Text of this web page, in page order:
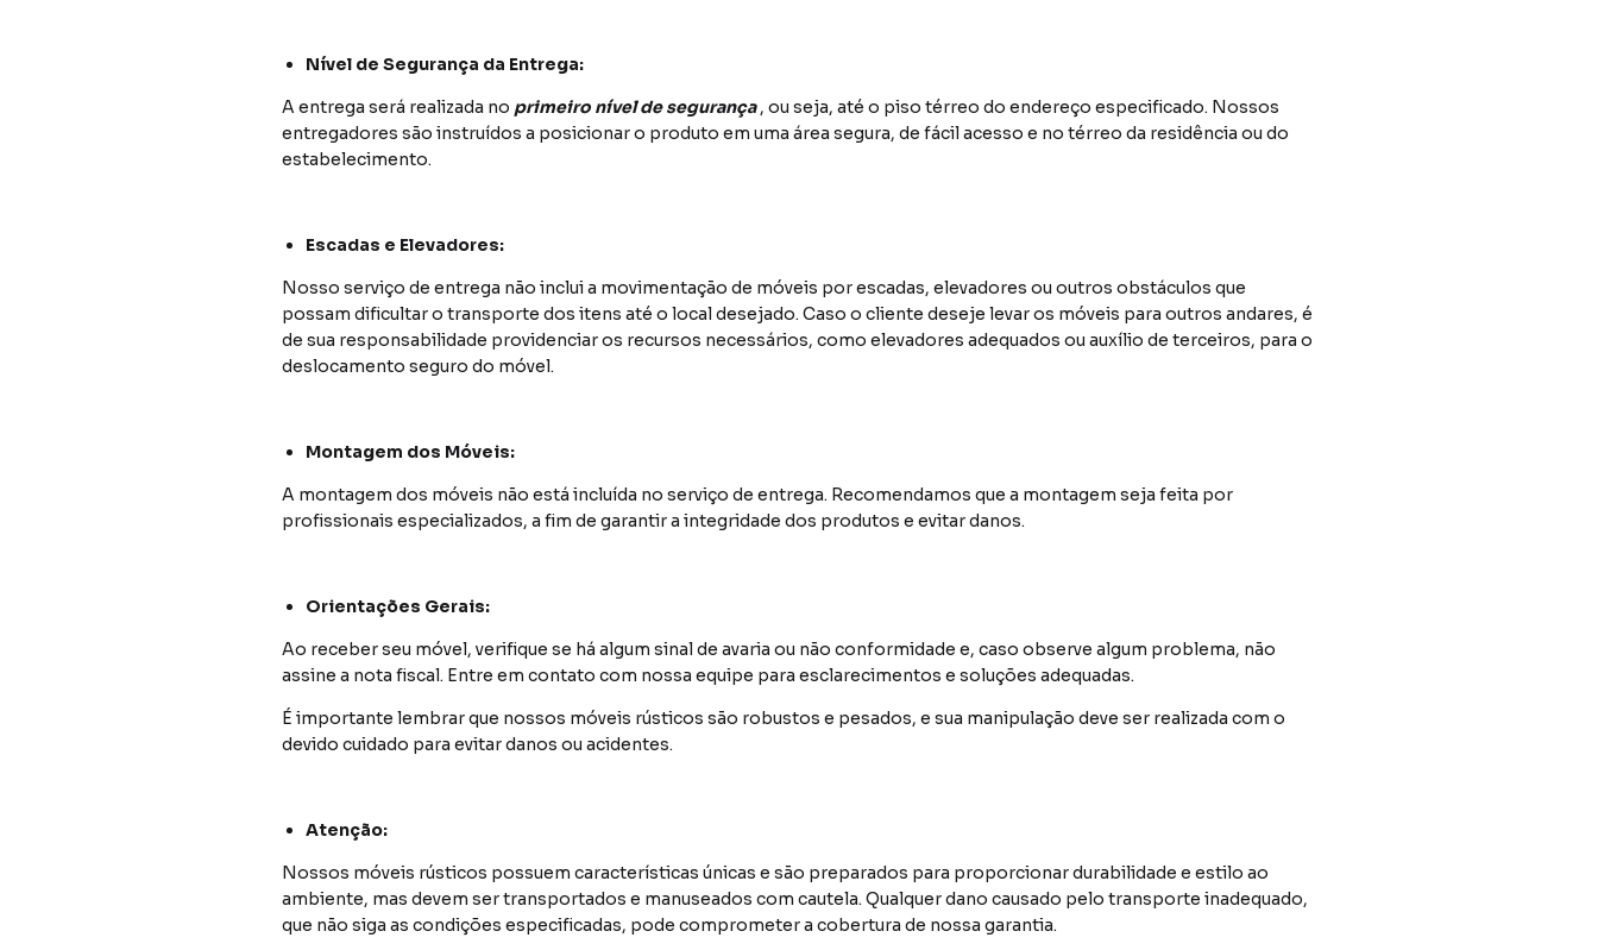
Nível de Segurança da Entrega:
A entrega será realizada no primeiro nível de segurança , ou seja, até o piso térreo do endereço especificado. Nossos
entregadores são instruídos a posicionar o produto em uma área segura, de fácil acesso e no térreo da residência ou do
estabelecimento.
Escadas e Elevadores:
Nosso serviço de entrega não inclui a movimentação de móveis por escadas, elevadores ou outros obstáculos que
possam dificultar o transporte dos itens até o local desejado. Caso o cliente deseje levar os móveis para outros andares, é
de sua responsabilidade providenciar os recursos necessários, como elevadores adequados ou auxílio de terceiros, para o
deslocamento seguro do móvel.
Montagem dos Móveis:
A montagem dos móveis não está incluída no serviço de entrega. Recomendamos que a montagem seja feita por
profissionais especializados, a fim de garantir a integridade dos produtos e evitar danos.
Orientações Gerais:
Ao receber seu móvel, verifique se há algum sinal de avaria ou não conformidade e, caso observe algum problema, não
assine a nota fiscal. Entre em contato com nossa equipe para esclarecimentos e soluções adequadas.
É importante lembrar que nossos móveis rústicos são robustos e pesados, e sua manipulação deve ser realizada com o
devido cuidado para evitar danos ou acidentes.
Atenção:
Nossos móveis rústicos possuem características únicas e são preparados para proporcionar durabilidade e estilo ao
ambiente, mas devem ser transportados e manuseados com cautela. Qualquer dano causado pelo transporte inadequado,
que não siga as condições especificadas, pode comprometer a cobertura de nossa garantia.